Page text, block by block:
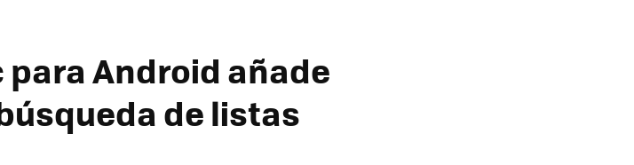
para Android añade
de listas